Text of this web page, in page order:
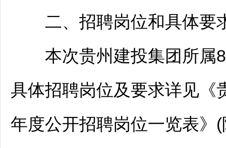
二、 招聘岗位和具体要
本次贵州建投集团所属8
具体招聘岗位及要求详见《
年度公开招聘岗位一览表》